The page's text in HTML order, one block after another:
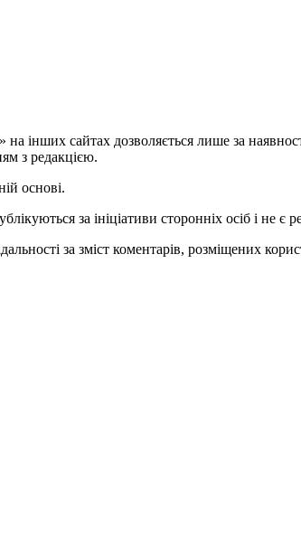
інших сайтах дозволяється лише за
з редакцією.
основі.
за ініціативи сторонніх осіб і не є
за зміст коментарів, розміщених